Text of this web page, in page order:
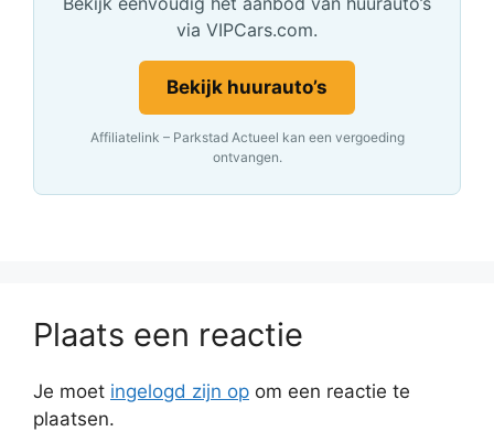
via VIPCars.com.
Bekijk huurauto’s
Affiliatelink – Parkstad Actueel kan een vergoeding
ontvangen.
Plaats een reactie
Je moet ingelogd zijn op om een reactie te
plaatsen.